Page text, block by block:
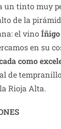
un tinto muy
de la
el vino
en su
como
de
Rioja Alta.